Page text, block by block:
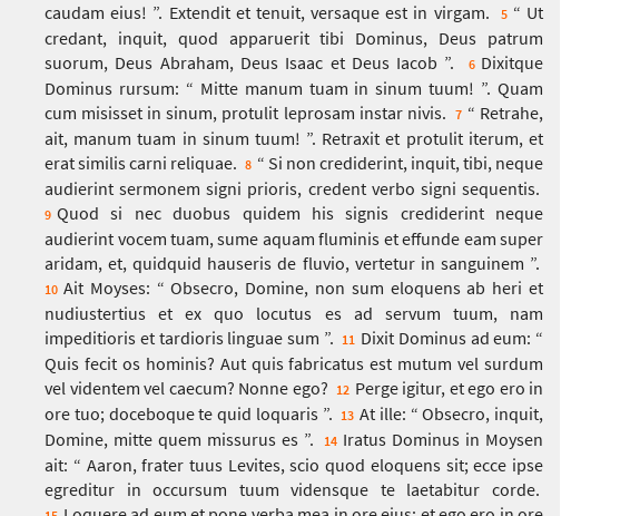
caudam eius! ”. Extendit et tenuit, versaque est in virgam.
5 “ Ut
credant, inquit, quod apparuerit tibi Dominus, Deus patrum
suorum, Deus Abraham, Deus Isaac et Deus Iacob ”.
6 Dixitque
Dominus rursum: “ Mitte manum tuam in sinum tuum! ”. Quam
cum misisset in sinum, protulit leprosam instar nivis. 7 “ Retrahe,
ait, manum tuam in sinum tuum! ”. Retraxit et protulit iterum, et
erat similis carni reliquae. 8 “ Si non crediderint, inquit, tibi, neque
audierint sermonem signi prioris, credent verbo signi sequentis.
9 Quod si nec duobus quidem his signis crediderint neque
audierint vocem tuam, sume aquam fluminis et effunde eam super
aridam, et, quidquid hauseris de fluvio, vertetur in sanguinem ”.
10 Ait Moyses: “ Obsecro, Domine, non sum eloquens ab heri et
nudiustertius et ex quo locutus es ad servum tuum, nam
impeditioris et tardioris linguae sum ”. 11 Dixit Dominus ad eum: “
Quis fecit os hominis? Aut quis fabricatus est mutum vel surdum
vel videntem vel caecum? Nonne ego? 12 Perge igitur, et ego ero in
ore tuo; doceboque te quid loquaris ”. 13 At ille: “ Obsecro, inquit,
Domine, mitte quem missurus es ”.
14 Iratus Dominus in Moysen
ait: “ Aaron, frater tuus Levites, scio quod eloquens sit; ecce ipse
egreditur in occursum tuum vidensque te laetabitur corde.